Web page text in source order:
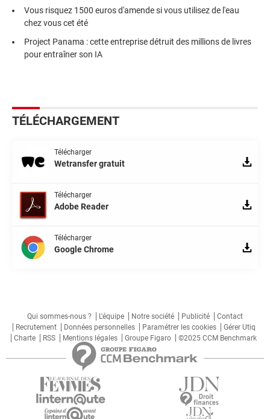
Vous risquez 1500 euros d'amende si vous utilisez de l'eau
chez vous cet été
Project Panama : cette entreprise détruit des millions de livres
pour entraîner son IA
TÉLÉCHARGEMENT
Télécharger
Wetransfer gratuit
Télécharger
Adobe Reader
Télécharger
Google Chrome
Qui sommes-nous ? L'équipe Notre société Publicité
Contact
Recrutement
Données personnelles Paramétrer les cookies
Gérer Utiq
Charte
RSS Mentions légales Groupe Figaro ©2025 CCM Benchmark